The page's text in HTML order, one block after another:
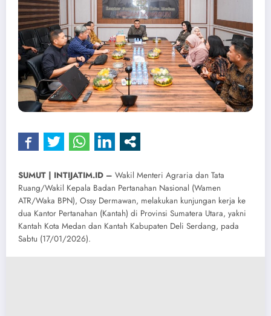
SUMUT | INTIJATIM.ID – Wakil Menteri Agraria dan Tata
Ruang/Wakil Kepala Badan Pertanahan Nasional (Wamen
ATR/Waka BPN), Ossy Dermawan, melakukan kunjungan kerja ke
dua Kantor Pertanahan (Kantah) di Provinsi Sumatera Utara, yakni
Kantah Kota Medan dan Kantah Kabupaten Deli Serdang, pada
Sabtu (17/01/2026).